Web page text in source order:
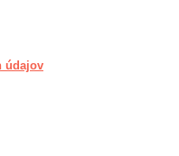
údajov